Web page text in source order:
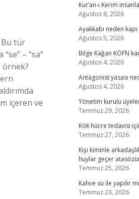
Bu tür
– “sa”
içeren ve
Kur’an-ı Kerim
Ağustos 6, 2026
Ayakkabı neden
Ağustos 5, 2026
Bilge Kağan KÖFN
Ağustos 4, 2026
Antagonist yasası
Ağustos 4, 2026
Yönetim kurulu
Temmuz 29, 2026
Kök hücre tedavisi
Temmuz 27, 2026
Kişi kiminle
huylar geçer
Temmuz 25, 2026
Kahve su ile yapılır
Temmuz 23, 2026